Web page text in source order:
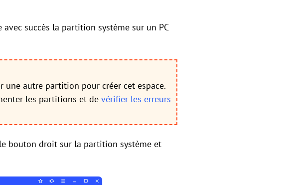
succès la partition système sur un PC
autre partition pour créer cet espace.
les partitions et de vérifier les erreurs
bouton droit sur la partition système et